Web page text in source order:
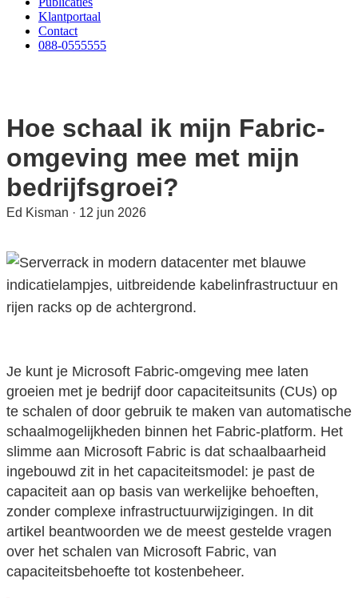
Klantportaal
Contact
088-0555555
Hoe schaal ik mijn Fabric-
omgeving mee met mijn
bedrijfsgroei?
Ed Kisman · 12 jun 2026
Je kunt je Microsoft Fabric-omgeving mee laten
groeien met je bedrijf door capaciteitsunits (CUs) op
te schalen of door gebruik te maken van automatische
schaalmogelijkheden binnen het Fabric-platform. Het
slimme aan Microsoft Fabric is dat schaalbaarheid
ingebouwd zit in het capaciteitsmodel: je past de
capaciteit aan op basis van werkelijke behoeften,
zonder complexe infrastructuurwijzigingen. In dit
artikel beantwoorden we de meest gestelde vragen
over het schalen van Microsoft Fabric, van
capaciteitsbehoefte tot kostenbeheer.